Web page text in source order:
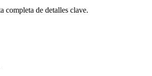
completa de detalles clave.